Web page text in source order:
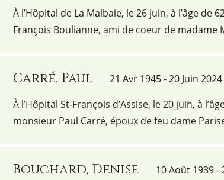
À l’Hôpital de La Malbaie, le 26 juin, à l’âge de
François Boulianne, ami de coeur de madame
Carré, Paul
21 Avr 1945 - 20 Juin 2024
À l’Hôpital St-François d’Assise, le 20 juin, à
monsieur Paul Carré, époux de feu dame
Bouchard, Denise
10 Août 1939 -